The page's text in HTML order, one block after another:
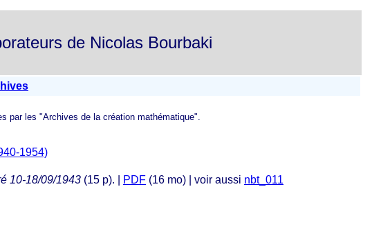
de Nicolas Bourbaki
par les "Archives de la création mathématique".
1954)
10-18/09/1943 (15 p). | PDF (16 mo) | voir aussi nbt_011